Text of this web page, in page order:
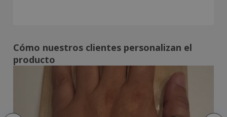
Cómo nuestros clientes personalizan el
producto